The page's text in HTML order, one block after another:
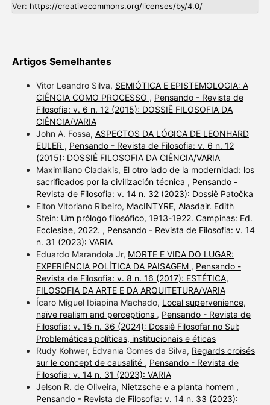
Ver: https://creativecommons.org/licenses/by/4.0/
Artigos Semelhantes
Vitor Leandro Silva, SEMIÓTICA E EPISTEMOLOGIA: A
CIÊNCIA COMO PROCESSO , Pensando - Revista de
Filosofia: v. 6 n. 12 (2015): DOSSIÊ FILOSOFIA DA
CIÊNCIA/VARIA
John A. Fossa, ASPECTOS DA LÓGICA DE LEONHARD
EULER , Pensando - Revista de Filosofia: v. 6 n. 12
(2015): DOSSIÊ FILOSOFIA DA CIÊNCIA/VARIA
Maximiliano Cladakis, El otro lado de la modernidad: los
sacrificados por la civilización técnica , Pensando -
Revista de Filosofia: v. 14 n. 32 (2023): Dossiê Patočka
Elton Vitoriano Ribeiro, MacINTYRE, Alasdair. Edith
Stein: Um prólogo filosófico, 1913-1922. Campinas: Ed.
Ecclesiae, 2022. , Pensando - Revista de Filosofia: v. 14
n. 31 (2023): VARIA
Eduardo Marandola Jr, MORTE E VIDA DO LUGAR:
EXPERIÊNCIA POLÍTICA DA PAISAGEM , Pensando -
Revista de Filosofia: v. 8 n. 16 (2017): ESTÉTICA,
FILOSOFIA DA ARTE E DA ARQUITETURA/VARIA
Ícaro Miguel Ibiapina Machado, Local supervenience,
naïve realism and perceptions , Pensando - Revista de
Filosofia: v. 15 n. 36 (2024): Dossiê Filosofar no Sul:
Problemáticas políticas, institucionais e éticas
Rudy Kohwer, Edvania Gomes da Silva, Regards croisés
sur le concept de causalité , Pensando - Revista de
Filosofia: v. 14 n. 31 (2023): VARIA
Jelson R. de Oliveira, Nietzsche e a planta homem ,
Pensando - Revista de Filosofia: v. 14 n. 33 (2023):